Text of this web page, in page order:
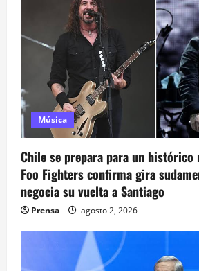
ó
d
e
e
n
t
r
Música
Chile se prepara para un
Foo Fighters confirma gira
negocia su vuelta a Santiago
Prensa agosto 2, 2026